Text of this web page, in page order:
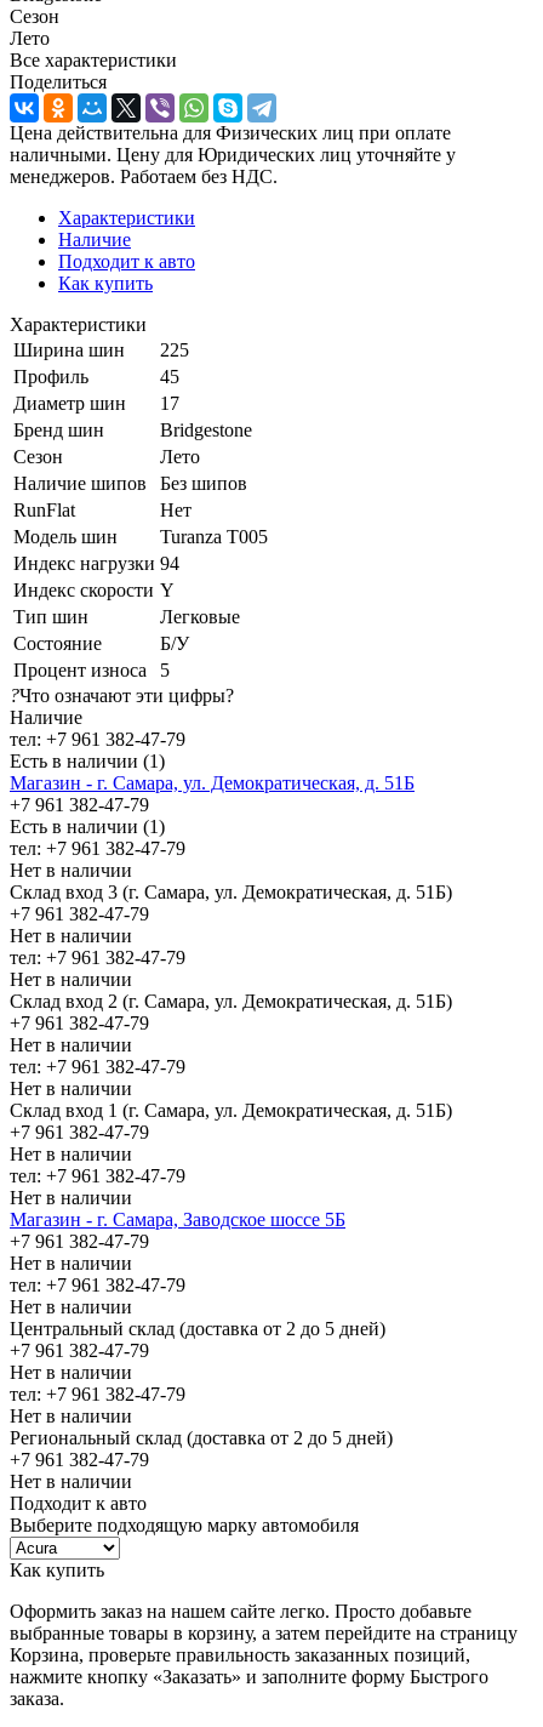
Сезон
Лето
Все характеристики
Поделиться
Цена действительна для Физических лиц при оплате
наличными. Цену для Юридических лиц уточняйте у
менеджеров. Работаем без НДС.
Характеристики
Наличие
Подходит к авто
Как купить
Характеристики
Ширина шин
225
Профиль
45
Диаметр шин
17
Бренд шин
Bridgestone
Сезон
Лето
Наличие шипов
Без шипов
RunFlat
Нет
Модель шин
Turanza T005
Индекс нагрузки 94
Индекс скорости Y
Тип шин
Легковые
Состояние
Б/У
Процент износа
5
?Что означают эти цифры?
Наличие
тел: +7 961 382-47-79
Есть в наличии (1)
Магазин - г. Самара, ул. Демократическая, д. 51Б
+7 961 382-47-79
Есть в наличии (1)
тел: +7 961 382-47-79
Нет в наличии
Склад вход 3 (г. Самара, ул. Демократическая, д. 51Б)
+7 961 382-47-79
Нет в наличии
тел: +7 961 382-47-79
Нет в наличии
Склад вход 2 (г. Самара, ул. Демократическая, д. 51Б)
+7 961 382-47-79
Нет в наличии
тел: +7 961 382-47-79
Нет в наличии
Склад вход 1 (г. Самара, ул. Демократическая, д. 51Б)
+7 961 382-47-79
Нет в наличии
тел: +7 961 382-47-79
Нет в наличии
Магазин - г. Самара, Заводское шоссе 5Б
+7 961 382-47-79
Нет в наличии
тел: +7 961 382-47-79
Нет в наличии
Центральный склад (доставка от 2 до 5 дней)
+7 961 382-47-79
Нет в наличии
тел: +7 961 382-47-79
Нет в наличии
Региональный склад (доставка от 2 до 5 дней)
+7 961 382-47-79
Нет в наличии
Подходит к авто
Выберите подходящую марку автомобиля
Как купить
Оформить заказ на нашем сайте легко. Просто добавьте
выбранные товары в корзину, а затем перейдите на страницу
Корзина, проверьте правильность заказанных позиций,
нажмите кнопку «Заказать» и заполните форму Быстрого
заказа.